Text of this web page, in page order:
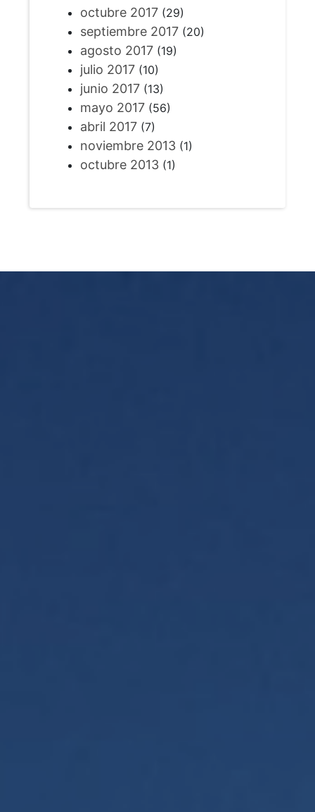
octubre 2017(29)
septiembre 2017(20)
agosto 2017(19)
julio 2017(10)
junio 2017(13)
mayo 2017(56)
abril 2017(7)
noviembre 2013(1)
octubre 2013(1)